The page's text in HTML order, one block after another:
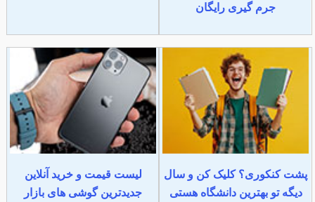
جرم گیری رایگان
پشت کنکوری؟ کلیک کن و سال
دیگه تو بهترین دانشگاه هستی
لیست قیمت و خرید آنلاین
جدیدترین گوشی های بازار